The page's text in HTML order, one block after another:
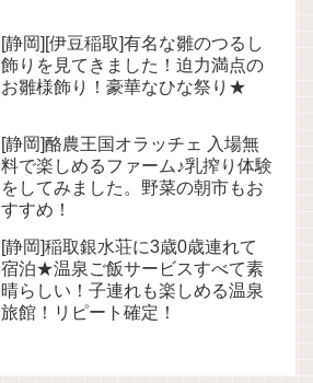
[静岡][伊豆稲取]有名な雛のつるし
飾りを見てきました！迫力満点の
お雛様飾り！豪華なひな祭り★
[静岡]酪農王国オラッチェ 入場無
料で楽しめるファーム♪乳搾り体験
をしてみました。野菜の朝市もお
すすめ！
[静岡]稲取銀水荘に3歳0歳連れて
宿泊★温泉ご飯サービスすべて素
晴らしい！子連れも楽しめる温泉
旅館！リピート確定！